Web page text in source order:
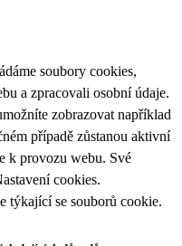
soubory cookies,
a zpracovali osobní údaje.
zobrazovat například
případě zůstanou aktivní
k provozu webu. Své
cookies.
týkající se souborů cookie.